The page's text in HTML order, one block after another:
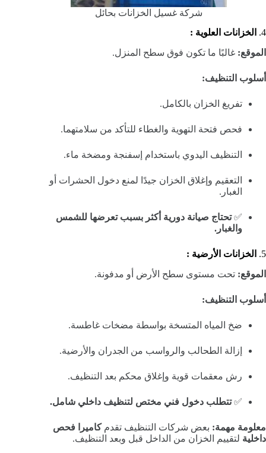
شركة غسيل الخزانات بحائل
4.
الخزانات العلوية :
الموقع: غالبًا ما تكون فوق سطح المنزل.
أسلوب التنظيف:
تفريغ الخزان بالكامل.
فحص فتحة التهوية والغطاء للتأكد من سلامتهما.
التنظيف اليدوي باستخدام إسفنجة ومضخة ماء.
التعقيم وإغلاق الخزان جيدًا لمنع دخول الحشرات أو
الغبار.
✅تحتاج صيانة دورية أكثر بسبب تعرضها للشمس
والغبار.
5.
الخزانات الأرضية :
الموقع: تحت مستوى سطح الأرض أو مدفونة.
أسلوب التنظيف:
ضخ المياه المتسخة بواسطة مضخات غاطسة.
إزالة الطحالب والرواسب من الجدران والأرضية.
رش معقمات قوية وإغلاق محكم بعد التنظيف.
✅تتطلب دخول فني مختص لتنظيف داخلي شامل.
معلومة مهمة: بعض شركات التنظيف تقدمكاميرا فحص
داخلية لتقييم الخزان من الداخل قبل وبعد التنظيف.